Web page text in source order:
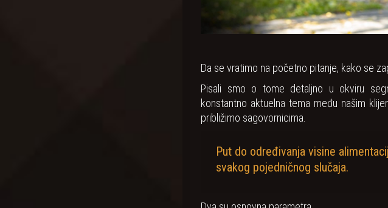
Da se vratimo na početno pitanje, kako se
Pisali smo o tome detaljno u okviru
konstantno aktuelna tema među našim
približimo sagovornicima.
Put do određivanja visine
svakog pojedničnog slučaja.